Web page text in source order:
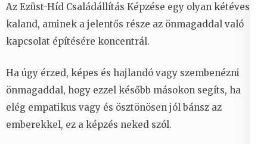
Az Ezüst-Híd Családállítás Képzése egy olyan kétéves
kaland, aminek a jelentős része az önmagaddal való
kapcsolat építésére koncentrál.
Ha úgy érzed, képes és hajlandó vagy szembenézni
önmagaddal, hogy ezzel később másokon segíts, ha
elég empatikus vagy és ösztönösen jól bánsz az
emberekkel, ez a képzés neked szól.